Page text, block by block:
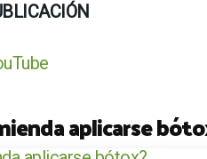
aplicarse